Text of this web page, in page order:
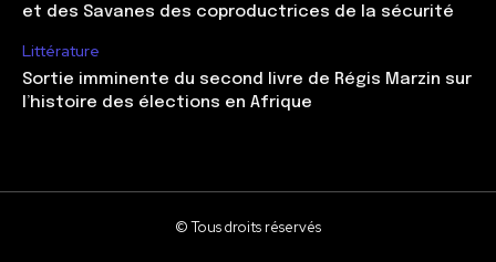
et des Savanes des coproductrices de la sécurité
Littérature
Sortie imminente du second livre de Régis Marzin sur
l’histoire des élections en Afrique
© Tous droits réservés